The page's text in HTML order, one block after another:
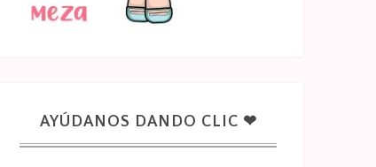
AYÚDANOS DANDO CLIC ❤